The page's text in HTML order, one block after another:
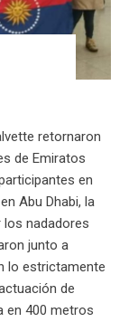
retornaron
de Emiratos
en
Abu Dhabi, la
nadadores
junto a
lo estrictamente
de
en 400 metros